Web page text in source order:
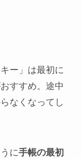
ー」は最初に
すすめ。途中
なくなってし
に手帳の最初